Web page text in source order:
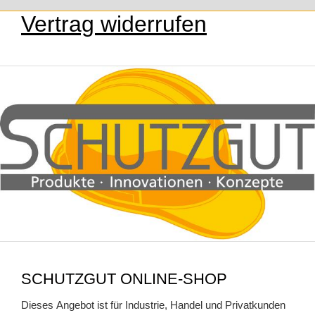
Vertrag widerrufen
SCHUTZGUT ONLINE-SHOP
Dieses Angebot ist für Industrie, Handel und Privatkunden